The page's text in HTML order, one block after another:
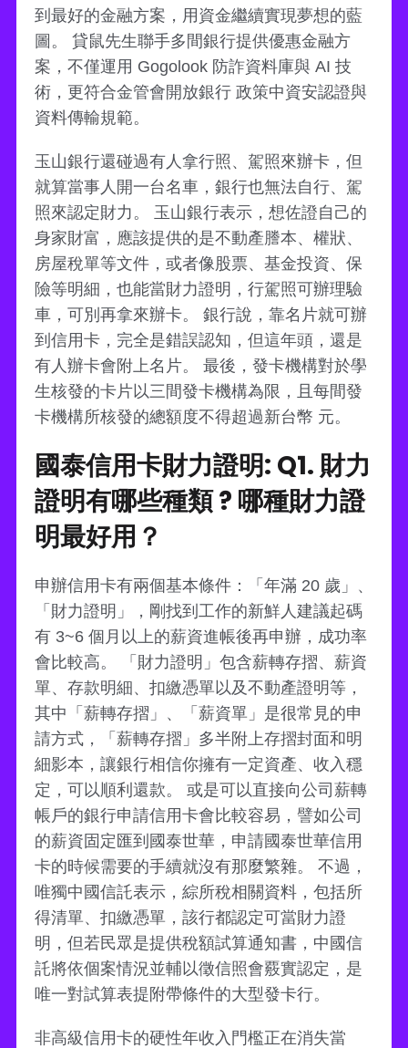
到最好的金融方案，用資金繼續實現夢想的藍
圖。 貸鼠先生聯手多間銀行提供優惠金融方
案，不僅運用 Gogolook 防詐資料庫與 AI 技
術，更符合金管會開放銀行 政策中資安認證與
資料傳輸規範。
玉山銀行還碰過有人拿行照、駕照來辦卡，但
就算當事人開一台名車，銀行也無法自行、駕
照來認定財力。 玉山銀行表示，想佐證自己的
身家財富，應該提供的是不動產謄本、權狀、
房屋稅單等文件，或者像股票、基金投資、保
險等明細，也能當財力證明，行駕照可辦理驗
車，可別再拿來辦卡。 銀行說，靠名片就可辦
到信用卡，完全是錯誤認知，但這年頭，還是
有人辦卡會附上名片。 最後，發卡機構對於學
生核發的卡片以三間發卡機構為限，且每間發
卡機構所核發的總額度不得超過新台幣 元。
國泰信用卡財力證明: Q1. 財力
證明有哪些種類 ? 哪種財力證
明最好用？
申辦信用卡有兩個基本條件：「年滿 20 歲」、
「財力證明」，剛找到工作的新鮮人建議起碼
有 3~6 個月以上的薪資進帳後再申辦，成功率
會比較高。 「財力證明」包含薪轉存摺、薪資
單、存款明細、扣繳憑單以及不動產證明等，
其中「薪轉存摺」、「薪資單」是很常見的申
請方式，「薪轉存摺」多半附上存摺封面和明
細影本，讓銀行相信你擁有一定資產、收入穩
定，可以順利還款。 或是可以直接向公司薪轉
帳戶的銀行申請信用卡會比較容易，譬如公司
的薪資固定匯到國泰世華，申請國泰世華信用
卡的時候需要的手續就沒有那麼繁雜。 不過，
唯獨中國信託表示，綜所稅相關資料，包括所
得清單、扣繳憑單，該行都認定可當財力證
明，但若民眾是提供稅額試算通知書，中國信
託將依個案情況並輔以徵信照會覈實認定，是
唯一對試算表提附帶條件的大型發卡行。
非高級信用卡的硬性年收入門檻正在消失當